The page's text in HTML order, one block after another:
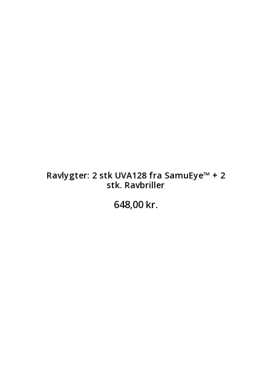
Ravlygter: 2 stk UVA128 fra SamuEye™ + 2
stk. Ravbriller
648,00 kr.